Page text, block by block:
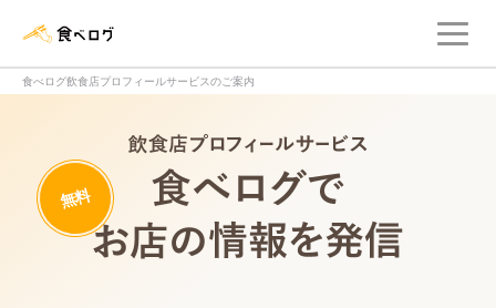
食べログ飲食店プロフィールサービスのご案内
無料